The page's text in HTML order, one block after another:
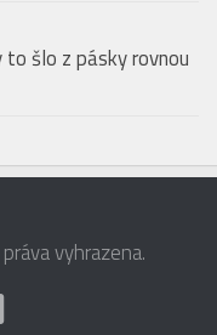
šlo z pásky rovnou
vyhrazena.